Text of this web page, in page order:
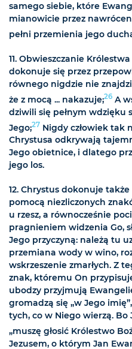
samego siebie, które
mianowicie przez
pełni przemienia jego
11. Obwieszczanie
dokonuje się przez
równego nigdzie nie
że z mocą ... nakazuje;26 A
dziwili się pełnym wdzięku
Jego;27 Nigdy człowiek tak
Chrystusa odkrywają
Jego obietnice, i dlatego
jego los.
12. Chrystus dokonuje
pomocą niezliczonych
u rzesz, a równocześnie
pragnieniem widzenia Go,
Jego przyczyną: należą tu
przemiana wody w wino,
wskrzeszenie zmarłych. Z
znak, któremu On
ubodzy przyjmują
gromadzą się „w Jego
tych, co w Niego wierzą. Bo
„muszę głosić Królestwo
Jezusem, o którym Jan